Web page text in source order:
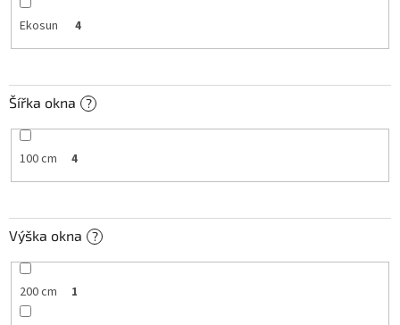
Ekosun 4
Šířka okna ?
100 cm 4
Výška okna ?
200 cm 1